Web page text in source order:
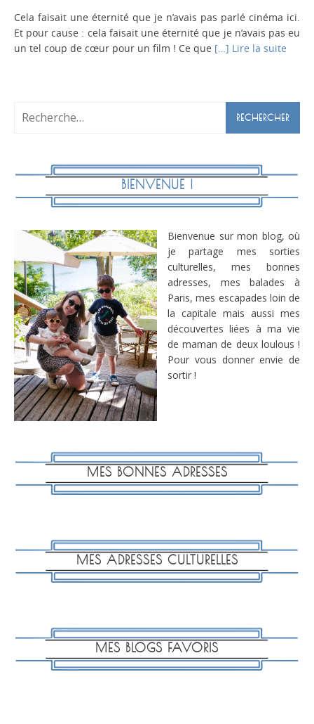
Cela faisait une éternité que je n’avais pas parlé cinéma ici.
Et pour cause : cela faisait une éternité que je n’avais pas eu
un tel coup de cœur pour un film ! Ce que […] Lire la suite
Rechercher :
BIENVENUE !
Bienvenue sur mon blog, où
je partage mes sorties
culturelles, mes bonnes
adresses, mes balades à
Paris, mes escapades loin de
la capitale mais aussi mes
découvertes liées à ma vie
de maman de deux loulous !
Pour vous donner envie de
sortir !
MES BONNES ADRESSES
MES ADRESSES CULTURELLES
MES BLOGS FAVORIS